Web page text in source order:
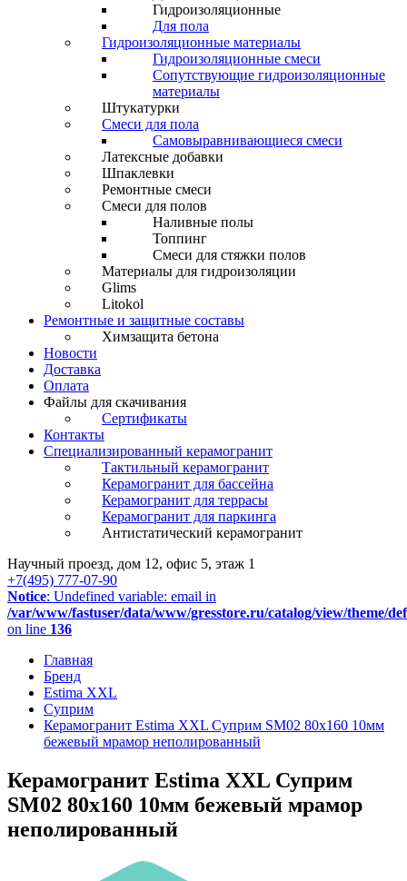
Гидроизоляционные
Для пола
Гидроизоляционные материалы
Гидроизоляционные смеси
Сопутствующие гидроизоляционные
материалы
Штукатурки
Смеси для пола
Самовыравнивающиеся смеси
Латексные добавки
Шпаклевки
Ремонтные смеси
Смеси для полов
Наливные полы
Топпинг
Смеси для стяжки полов
Материалы для гидроизоляции
Glims
Litokol
Ремонтные и защитные составы
Химзащита бетона
Новости
Доставка
Оплата
Файлы для скачивания
Сертификаты
Контакты
Специализированный керамогранит
Тактильный керамогранит
Керамогранит для бассейна
Керамогранит для террасы
Керамогранит для паркинга
Антистатический керамогранит
Научный проезд, дом 12, офис 5, этаж 1
+7(495) 777-07-90
Notice: Undefined variable: email in
/var/www/fastuser/data/www/gresstore.ru/catalog/view/theme/
on line 136
Главная
Бренд
Estima XXL
Суприм
Керамогранит Estima XXL Суприм SM02 80x160 10мм
бежевый мрамор неполированный
Керамогранит Estima XXL Суприм
SM02 80x160 10мм бежевый мрамор
неполированный